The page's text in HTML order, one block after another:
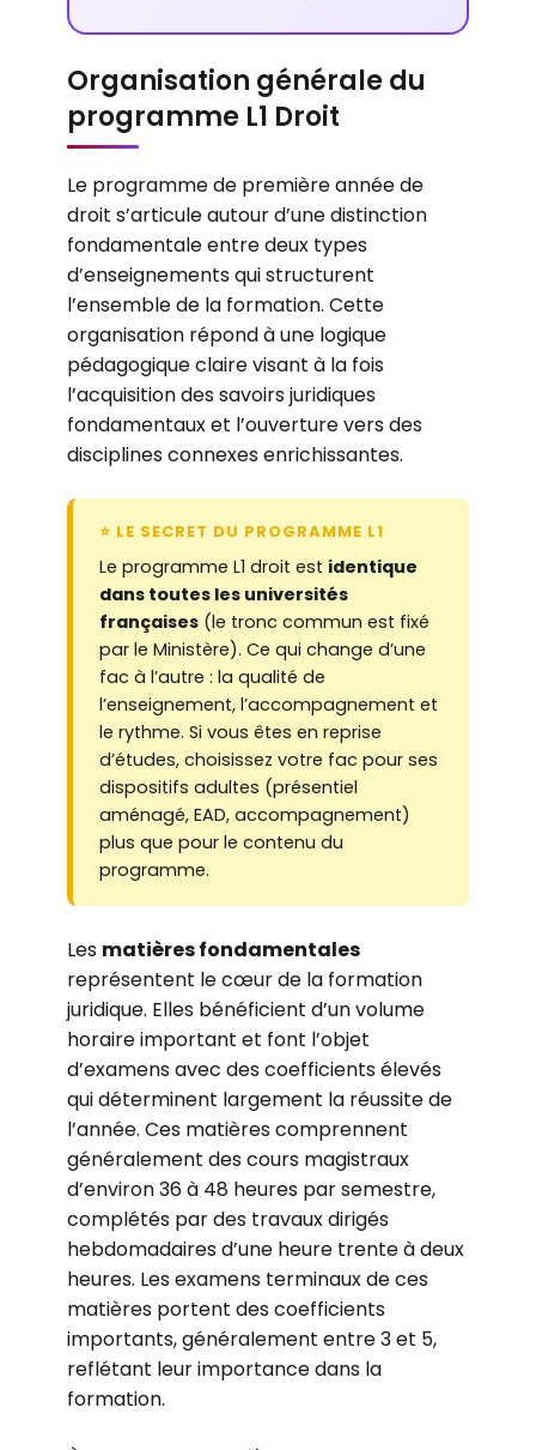
Organisation générale du
programme L1 Droit
Le programme de première année de
droit s’articule autour d’une distinction
fondamentale entre deux types
d’enseignements qui structurent
l’ensemble de la formation. Cette
organisation répond à une logique
pédagogique claire visant à la fois
l’acquisition des savoirs juridiques
fondamentaux et l’ouverture vers des
disciplines connexes enrichissantes.
⭐ LE SECRET DU PROGRAMME L1
Le programme L1 droit est identique
dans toutes les universités
françaises (le tronc commun est fixé
par le Ministère). Ce qui change d’une
fac à l’autre : la qualité de
l’enseignement, l’accompagnement et
le rythme. Si vous êtes en reprise
d’études, choisissez votre fac pour ses
dispositifs adultes (présentiel
aménagé, EAD, accompagnement)
plus que pour le contenu du
programme.
Les matières fondamentales
représentent le cœur de la formation
juridique. Elles bénéficient d’un volume
horaire important et font l’objet
d’examens avec des coefficients élevés
qui déterminent largement la réussite de
l’année. Ces matières comprennent
généralement des cours magistraux
d’environ 36 à 48 heures par semestre,
complétés par des travaux dirigés
hebdomadaires d’une heure trente à deux
heures. Les examens terminaux de ces
matières portent des coefficients
importants, généralement entre 3 et 5,
reflétant leur importance dans la
formation.